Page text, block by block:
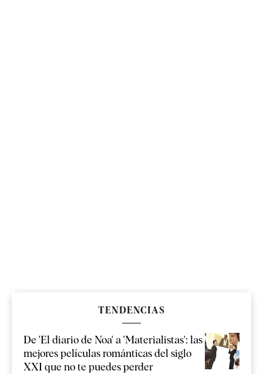
TENDENCIAS
De 'El diario de Noa' a 'Materialistas': las
mejores películas románticas del siglo
XXI que no te puedes perder